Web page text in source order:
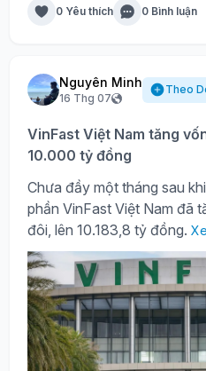
0 Yêu thích 0 Bình luận
Nguyên Minh
16 Thg 07
Theo
VinFast Việt Nam tăng
10.000 tỷ đồng
Chưa đầy một tháng sau
phần VinFast Việt Nam đã
đôi, lên 10.183,8 tỷ đồng.